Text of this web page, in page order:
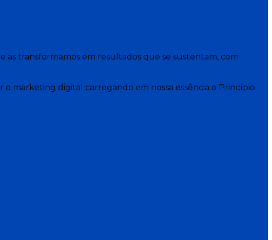
as transformamos em resultados que se sustentam, com
marketing digital carregando em nossa essência o Princípio